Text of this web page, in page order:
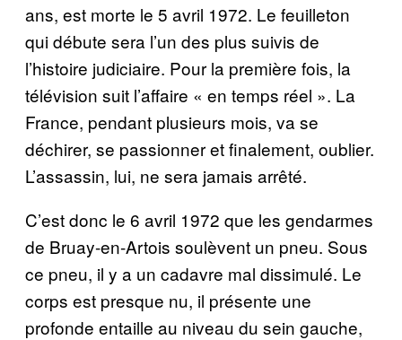
ans, est morte le 5 avril 1972. Le feuilleton
qui débute sera l’un des plus suivis de
l’histoire judiciaire. Pour la première fois, la
télévision suit l’affaire « en temps réel ». La
France, pendant plusieurs mois, va se
déchirer, se passionner et finalement, oublier.
L’assassin, lui, ne sera jamais arrêté.
C’est donc le 6 avril 1972 que les gendarmes
de Bruay-en-Artois soulèvent un pneu. Sous
ce pneu, il y a un cadavre mal dissimulé. Le
corps est presque nu, il présente une
profonde entaille au niveau du sein gauche,